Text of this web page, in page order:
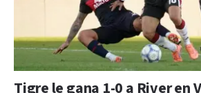
Tigre le gana 1-0 a River en